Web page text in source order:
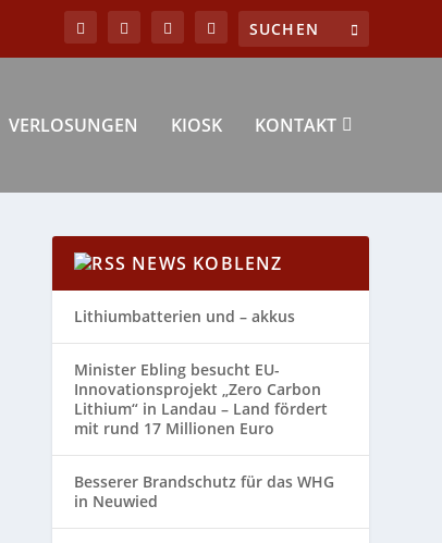
VERLOSUNGEN KIOSK KONTAKT
NEWS KOBLENZ
Lithiumbatterien und – akkus
Minister Ebling besucht EU-
Innovationsprojekt „Zero Carbon
Lithium“ in Landau – Land fördert
mit rund 17 Millionen Euro
Besserer Brandschutz für das WHG
in Neuwied